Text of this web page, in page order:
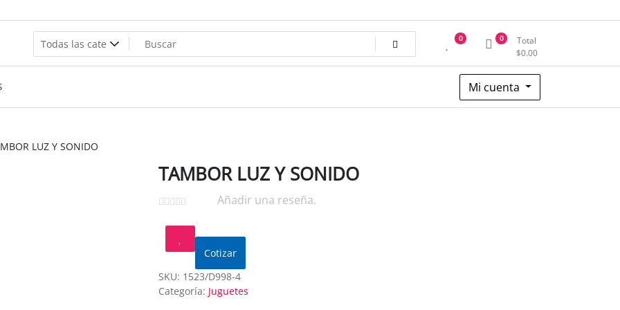
0 0
Total
$0.00
Mi cuenta
LUZ Y SONIDO
TAMBOR LUZ Y SONIDO
Añadir una reseña.
Cotizar
SKU: 1523/D998-4
Categoría: Juguetes